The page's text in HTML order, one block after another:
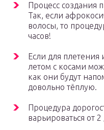
Процесс создания
Так, если
волосы, то
часов!
Если для плетения
летом с косами
как они будут
довольно тёплую.
Процедура
варьироваться от